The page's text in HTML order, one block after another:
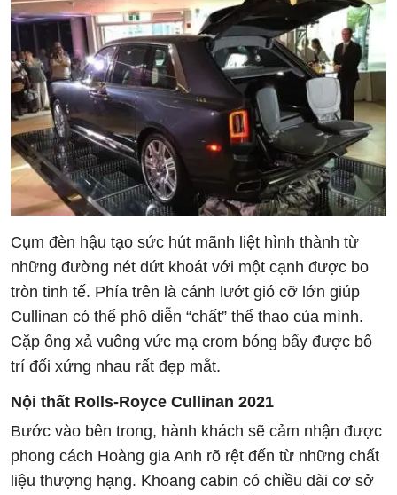
Cụm đèn hậu tạo sức hút mãnh liệt hình thành từ
những đường nét dứt khoát với một cạnh được bo
tròn tinh tế. Phía trên là cánh lướt gió cỡ lớn giúp
Cullinan có thể phô diễn “chất” thể thao của mình.
Cặp ống xả vuông vức mạ crom bóng bẩy được bố
trí đối xứng nhau rất đẹp mắt.
Nội thất Rolls-Royce Cullinan 2021
Bước vào bên trong, hành khách sẽ cảm nhận được
phong cách Hoàng gia Anh rõ rệt đến từ những chất
liệu thượng hạng. Khoang cabin có chiều dài cơ sở